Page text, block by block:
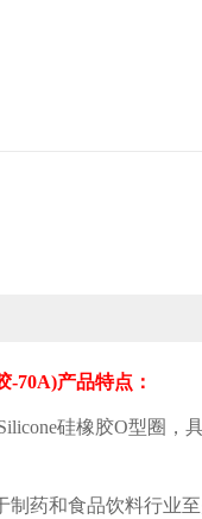
-70A)产品特点：
硅橡胶O型圈，
制药和食品饮料行业